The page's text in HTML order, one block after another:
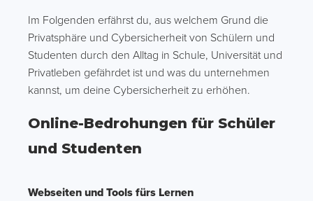
Im Folgenden erfährst du, aus welchem Grund die
Privatsphäre und Cybersicherheit von Schülern und
Studenten durch den Alltag in Schule, Universität und
Privatleben gefährdet ist und was du unternehmen
kannst, um deine Cybersicherheit zu erhöhen.
Online-Bedrohungen für Schüler
und Studenten
Webseiten und Tools fürs Lernen